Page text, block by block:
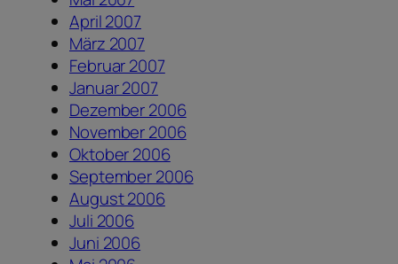
April 2007
März 2007
Februar 2007
Januar 2007
Dezember 2006
November 2006
Oktober 2006
September 2006
August 2006
Juli 2006
Juni 2006